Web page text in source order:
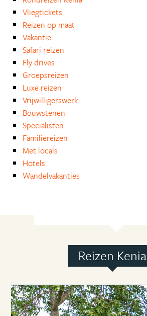
Vliegtickets
Reizen op maat
Vakantie
Safari reizen
Fly drives
Groepsreizen
Luxe reizen
Vrijwilligerswerk
Bouwstenen
Specialisten
Familiereizen
Met locals
Hotels
Wandelvakanties
Reizen Kenia